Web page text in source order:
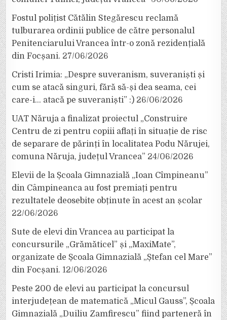
Fostul polițist Cătălin Stegărescu reclamă
tulburarea ordinii publice de către personalul
Penitenciarului Vrancea într-o zonă rezidențială
din Focșani. 27/06/2026
Cristi Irimia: „Despre suveranism, suveraniști și
cum se atacă singuri, fără să-și dea seama, cei
care-i… atacă pe suveraniști” :) 26/06/2026
UAT Năruja a finalizat proiectul „Construire
Centru de zi pentru copiii aflați în situație de risc
de separare de părinți în localitatea Podu Nărujei,
comuna Năruja, județul Vrancea” 24/06/2026
Elevii de la Școala Gimnazială „Ioan Cîmpineanu”
din Câmpineanca au fost premiați pentru
rezultatele deosebite obținute în acest an școlar
22/06/2026
Sute de elevi din Vrancea au participat la
concursurile „Grămăticel” și „MaxiMate”,
organizate de Școala Gimnazială „Ștefan cel Mare”
din Focșani. 12/06/2026
Peste 200 de elevi au participat la concursul
interjudețean de matematică „Micul Gauss”, Școala
Gimnazială „Duiliu Zamfirescu” fiind parteneră în